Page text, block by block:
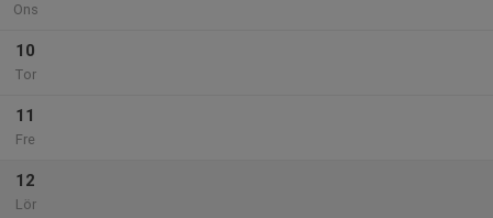
Ons
10
Tor
11
Fre
12
Lör